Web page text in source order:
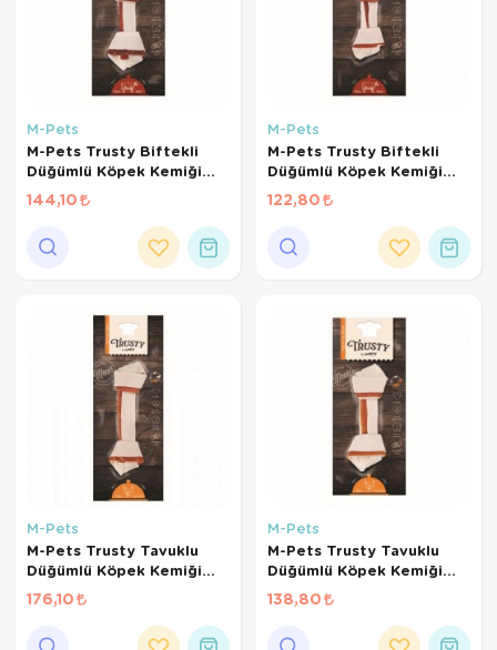
M-Pets
M-Pets Trusty Biftekli
Düğümlü Köpek Kemiği
15cm 65gr
144,10
M-Pets
M-Pets Trusty Biftekli
Düğümlü Köpek Kemiği
12cm 45gr
122,80
M-Pets
M-Pets Trusty Tavuklu
Düğümlü Köpek Kemiği
20cm 85gr
176,10
M-Pets
M-Pets Trusty Tavuklu
Düğümlü Köpek Kemiği
15cm 65gr
138,80